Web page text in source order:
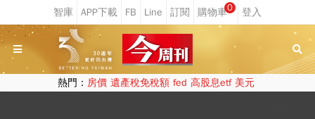
0
熱門： 房價 遺產稅免稅額 fed 高股息etf 美元